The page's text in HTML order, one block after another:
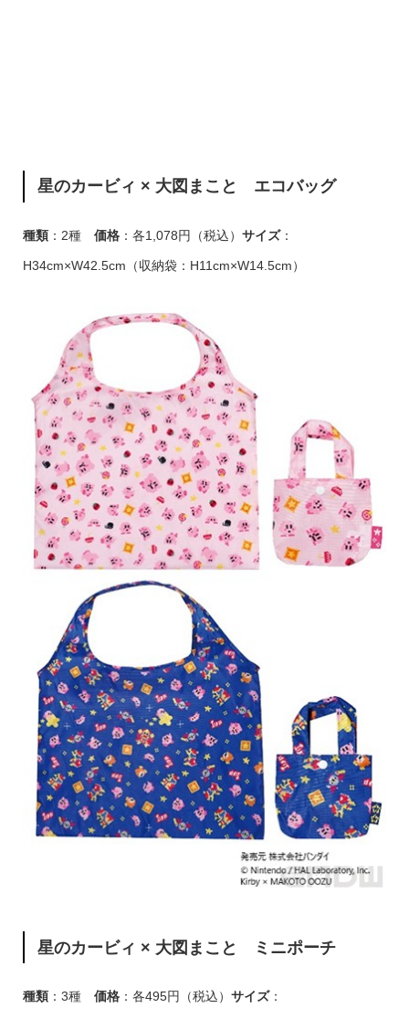
星のカービィ × 大図まこと エコバッグ
種類：2種 価格：各1,078円（税込） サイズ：
H34cm×W42.5cm（収納袋：H11cm×W14.5cm）
星のカービィ × 大図まこと ミニポーチ
種類：3種 価格：各495円（税込） サイズ：